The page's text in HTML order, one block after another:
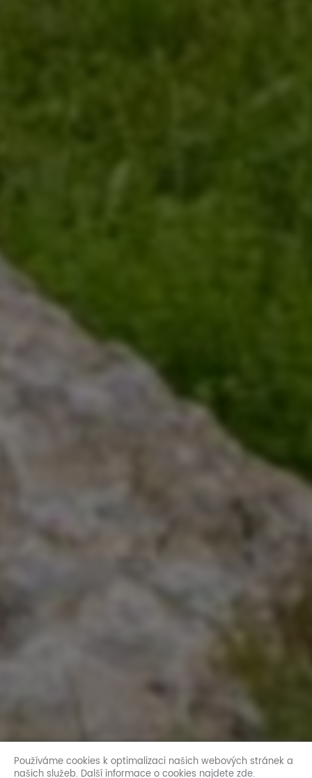
Používáme cookies k optimalizaci našich webových stránek a
našich služeb. Další informace o cookies najdete zde.